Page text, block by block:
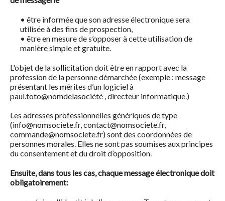
• être informée que son adresse électronique sera
utilisée à des fins de prospection,
• être en mesure de s’opposer à cette utilisation de
manière simple et gratuite.
L'objet de la sollicitation doit être en rapport avec la
profession de la personne démarchée (exemple : message
présentant les mérites d’un logiciel à
paul.toto@nomdelasociété , directeur informatique.)
Les adresses professionnelles génériques de type
(info@nomsociete.fr, contact@nomsociete.fr,
commande@nomsociete.fr) sont des coordonnées de
personnes morales. Elles ne sont pas soumises aux principes
du consentement et du droit d’opposition.
Ensuite, dans tous les cas, chaque message électronique doit
obligatoirement: